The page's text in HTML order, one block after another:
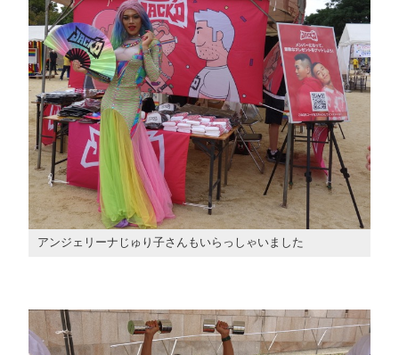
アンジェリーナじゅり子さんもいらっしゃいました